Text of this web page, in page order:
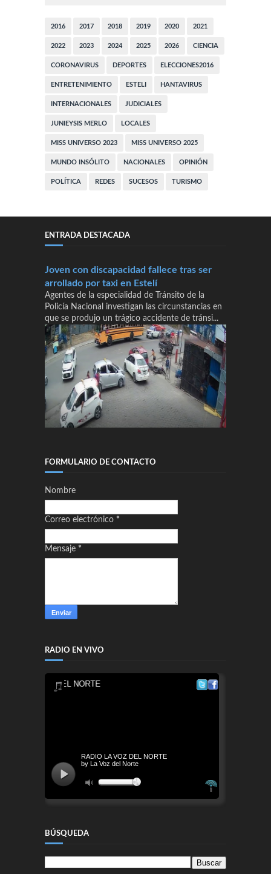
2016 2017 2018 2019 2020 2021
2022 2023 2024 2025 2026 CIENCIA
CORONAVIRUS DEPORTES ELECCIONES2016
ENTRETENIMIENTO ESTELI HANTAVIRUS
INTERNACIONALES JUDICIALES
JUNIEYSIS MERLO LOCALES
MISS UNIVERSO 2023 MISS UNIVERSO 2025
MUNDO INSÓLITO NACIONALES OPINIÓN
POLÍTICA REDES SUCESOS TURISMO
ENTRADA DESTACADA
Joven con discapacidad fallece tras ser
arrollado por taxi en Estelí
Agentes de la especialidad de Tránsito de la
Policía Nacional investigan las circunstancias en
que se produjo un trágico accidente de tránsi...
FORMULARIO DE CONTACTO
Nombre
Correo electrónico *
Mensaje *
RADIO EN VIVO
BÚSQUEDA